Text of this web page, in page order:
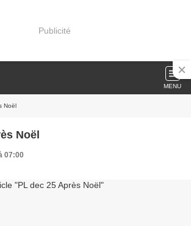
Publicité
MENU
Noël
Noël
07:00